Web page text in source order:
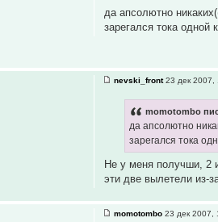
да апсолютно
зарегался тока одной
nevski_front23 дек 2007,
momotombo
да апсолютно
зарегался тока
Не у меня получши, 2
эти две вылетели из-
momotombo 23 дек 2007,